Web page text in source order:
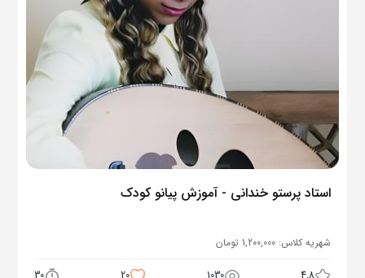
استاد پرستو خندانی - آموزش پیانو کودک
شهریه کلاس: 1,200,000 تومان